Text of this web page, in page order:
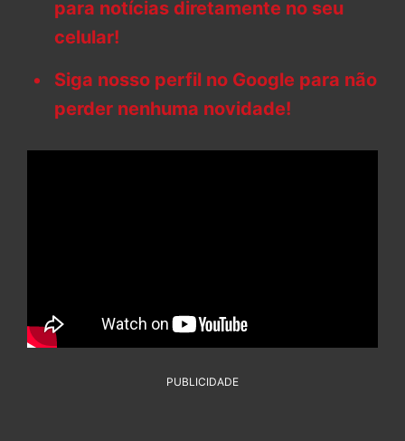
para notícias diretamente no seu
celular!
Siga nosso perfil no Google para não
perder nenhuma novidade!
PUBLICIDADE